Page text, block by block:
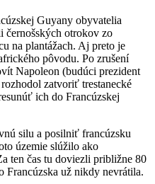
Guyany obyvatelia
černošských otrokov zo
na plantážach. Aj preto je
pôvodu. Po zrušení
Napoleon (budúci prezident
zatvoriť trestanecké
ich do Francúzskej
silu a posilniť francúzsku
územie slúžilo ako
ten čas tu doviezli približne 80
Francúzska už nikdy nevrátila.